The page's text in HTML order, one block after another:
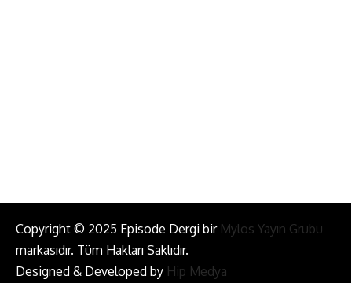
+90 543 345 46 00
Copyright © 2025 Episode Dergi bir Mylos Yayın Grubu
markasıdır. Tüm Hakları Saklıdır.
Designed & Developed by Hip Medya